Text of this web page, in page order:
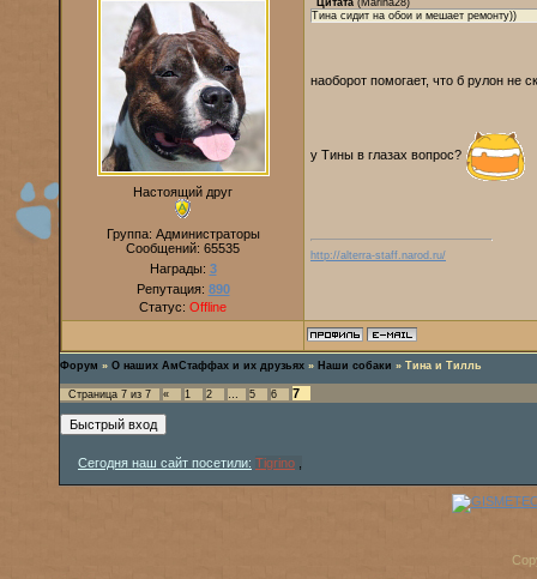
Настоящий друг
Группа: Администраторы
Сообщений: 65535
Награды: 3
Репутация: 890
Статус: Offline
Цитата (Marina28)
Тина сидит на обои и мешает ремонту))
наоборот помогает, что б рулон не
у Тины в глазах вопрос?
http://alterra-staff.narod.ru/
Форум » О наших АмСтаффах и их друзьях » Наши собаки » Тина и Тилль
Страница 7 из 7 « 1 2 … 5 6 7
Сегодня наш сайт посетили: Tigrino